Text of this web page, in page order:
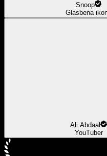
Snoop
Glasbena
Ali Abdaal
YouTuber